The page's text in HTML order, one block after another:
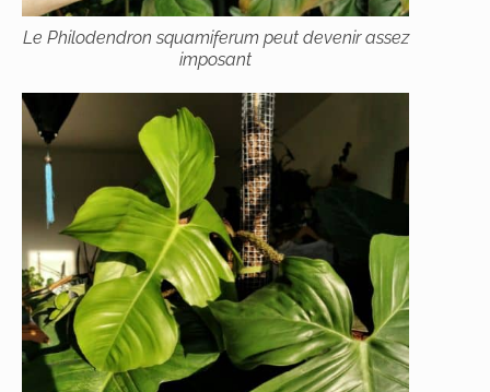
Le Philodendron squamiferumpeut devenir assez
imposant